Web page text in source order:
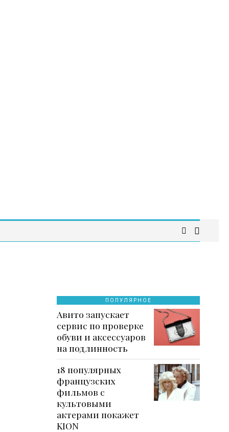
ПОПУЛЯРНОЕ
Авито запускает
сервис по проверке
обуви и аксессуаров
на подлинность
18 популярных
французских
фильмов с
культовыми
актерами покажет
KION